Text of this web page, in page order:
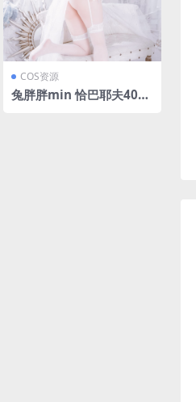
COS资源
兔胖胖min 恰巴耶夫40图